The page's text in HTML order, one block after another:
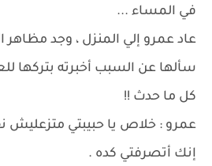
في المساء ...
عاد عمرو إلي المنزل ، وجد مظاهر
سألها عن السبب أخبرته بتركها
كل ما حدث !!
عمرو : خلاص يا حبيبتي
إنك أتصرفتي كده .